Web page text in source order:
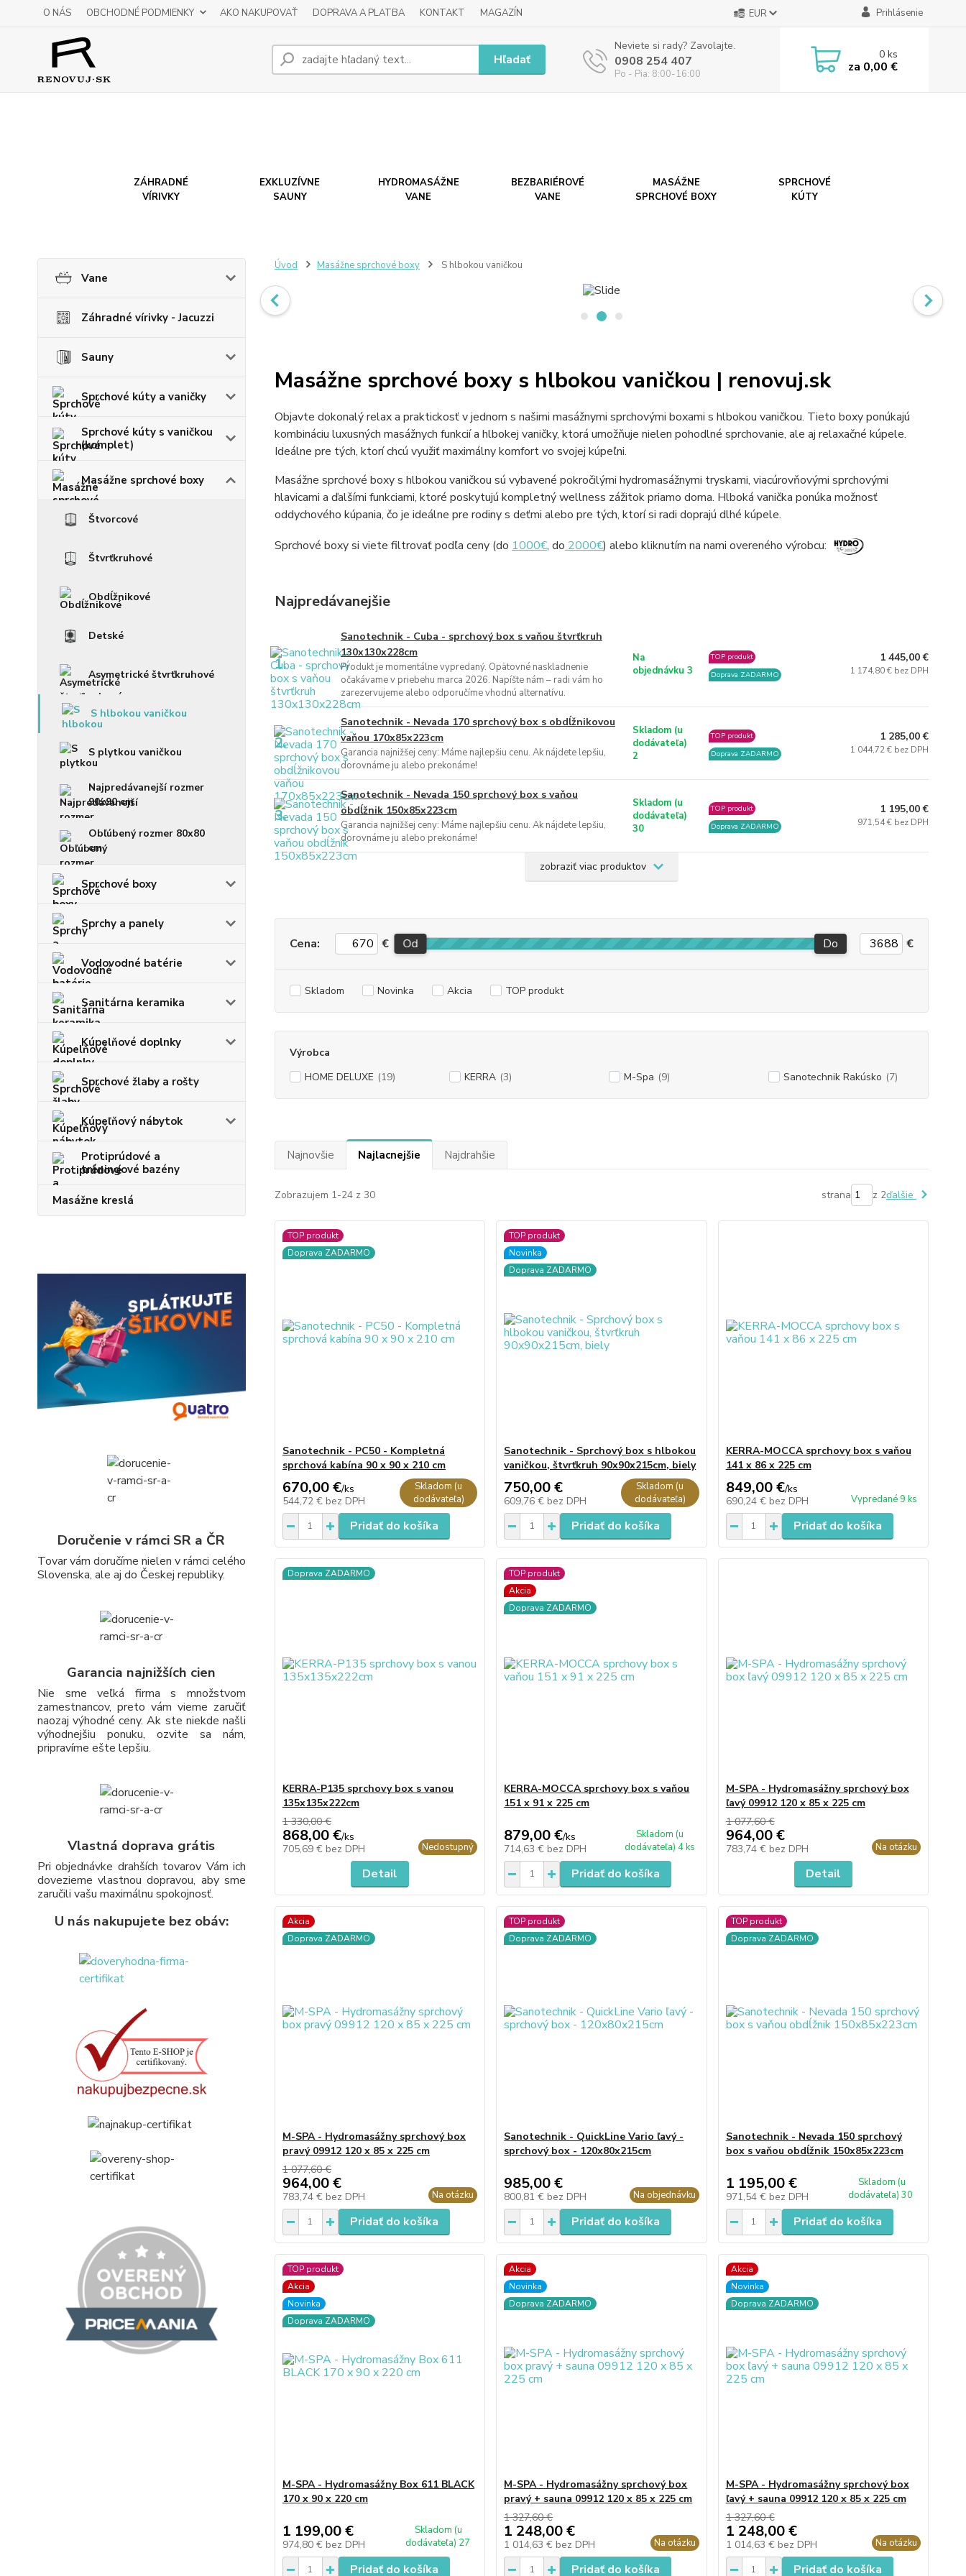
O NÁS OBCHODNÉ PODMIENKY AKO NAKUPOVAŤ DOPRAVA A PLATBA KONTAKT MAGAZÍN EUR Prihlásenie
Hľadať
Neviete si rady? Zavolajte.
0908 254 407
Po - Pia: 8:00-16:00
0ks
za 0,00 €
ZÁHRADNÉ
VÍRIVKY
EXKLUZÍVNE
SAUNY
HYDROMASÁŽNE
VANE
BEZBARIÉROVÉ
VANE
MASÁŽNE
SPRCHOVÉ BOXY
SPRCHOVÉ
KÚTY
Vane
Záhradné vírivky - Jacuzzi
Sauny
Sprchové kúty a vaničky
Sprchové kúty s vaničkou
(komplet)
Masážne sprchové boxy
Štvorcové
Štvrťkruhové
Obdĺžnikové
Detské
Asymetrické štvrťkruhové
S hlbokou vaničkou
S plytkou vaničkou
Najpredávanejší rozmer
90x90 cm
Obľúbený rozmer 80x80
cm
Sprchové boxy
Sprchy a panely
Vodovodné batérie
Sanitárna keramika
Kúpelňové doplnky
Sprchové žlaby a rošty
Kúpeľňový nábytok
Protiprúdové a
tréningové bazény
Masážne kreslá
Doručenie v rámci SR a ČR
Tovar vám doručíme nielen v rámci celého
Slovenska, ale aj do Českej republiky.
Garancia najnižších cien
Nie sme veľká firma s množstvom
zamestnancov, preto vám vieme zaručiť
naozaj výhodné ceny. Ak ste niekde našli
výhodnejšiu ponuku, ozvite sa nám,
pripravíme ešte lepšiu.
Vlastná doprava grátis
Pri objednávke drahších tovarov Vám ich
dovezieme vlastnou dopravou, aby sme
zaručili vašu maximálnu spokojnosť.
U nás nakupujete bez obáv:
Úvod Masážne sprchové boxy S hlbokou vaničkou
Masážne sprchové boxy s hlbokou vaničkou | renovuj.sk
Objavte dokonalý relax a praktickosť v jednom s našimi masážnymi sprchovými boxami s hlbokou vaničkou. Tieto boxy ponúkajú
kombináciu luxusných masážnych funkcií a hlbokej vaničky, ktorá umožňuje nielen pohodlné sprchovanie, ale aj relaxačné kúpele.
Ideálne pre tých, ktorí chcú využiť maximálny komfort vo svojej kúpeľni.
Masážne sprchové boxy s hlbokou vaničkou sú vybavené pokročilými hydromasážnymi tryskami, viacúrovňovými sprchovými
hlavicami a ďalšími funkciami, ktoré poskytujú kompletný wellness zážitok priamo doma. Hlboká vanička ponúka možnosť
oddychového kúpania, čo je ideálne pre rodiny s deťmi alebo pre tých, ktorí si radi doprajú dlhé kúpele.
Sprchové boxy si viete filtrovať podľa ceny (do 1000€, do 2000€) alebo kliknutím na nami overeného výrobcu:
Najpredávanejšie
1.
Sanotechnik - Cuba - sprchový box s vaňou štvrťkruh
130x130x228cm
Produkt je momentálne vypredaný. Opätovné naskladnenie
očakávame v priebehu marca 2026. Napíšte nám – radi vám ho
zarezervujeme alebo odporučíme vhodnú alternatívu.
Na
objednávku 3
TOP produkt
Doprava ZADARMO
1 445,00 €
1 174,80 € bez DPH
2.
Sanotechnik - Nevada 170 sprchový box s obdĺžnikovou
vaňou 170x85x223cm
Garancia najnižšej ceny: Máme najlepšiu cenu. Ak nájdete lepšiu,
dorovnáme ju alebo prekonáme!
Skladom (u
dodávateľa)
2
TOP produkt
Doprava ZADARMO
1 285,00 €
1 044,72 € bez DPH
3.
Sanotechnik - Nevada 150 sprchový box s vaňou
obdĺžnik 150x85x223cm
Garancia najnižšej ceny: Máme najlepšiu cenu. Ak nájdete lepšiu,
dorovnáme ju alebo prekonáme!
Skladom (u
dodávateľa)
30
TOP produkt
Doprava ZADARMO
1 195,00 €
971,54 € bez DPH
zobraziť viac produktov
Cena: € Od Do €
Skladom Novinka Akcia TOP produkt
Výrobca
HOME DELUXE (19) KERRA (3) M-Spa (9) Sanotechnik Rakúsko (7)
Najnovšie Najlacnejšie Najdrahšie
Zobrazujem 1-24 z 30 strana z 2ďalšie
TOP produkt
Doprava ZADARMO
Sanotechnik - PC50 - Kompletná
sprchová kabína 90 x 90 x 210 cm
670,00 €/ks
544,72 € bez DPH
Skladom (u
dodávateľa)
Pridať do košíka
TOP produkt
Novinka
Doprava ZADARMO
Sanotechnik - Sprchový box s hlbokou
vaničkou, štvrťkruh 90x90x215cm, biely
750,00 €
609,76 € bez DPH
Skladom (u
dodávateľa)
Pridať do košíka
KERRA-MOCCA sprchovy box s vaňou
141 x 86 x 225 cm
849,00 €/ks
690,24 € bez DPH Vypredané 9 ks
Pridať do košíka
Doprava ZADARMO
KERRA-P135 sprchovy box s vanou
135x135x222cm
1 330,00 €
868,00 €/ks
705,69 € bez DPH Nedostupný
Detail
TOP produkt
Akcia
Doprava ZADARMO
KERRA-MOCCA sprchovy box s vaňou
151 x 91 x 225 cm
879,00 €/ks
714,63 € bez DPH
Skladom (u
dodávateľa) 4 ks
Pridať do košíka
M-SPA - Hydromasážny sprchový box
ľavý 09912 120 x 85 x 225 cm
1 077,60 €
964,00 €
783,74 € bez DPH Na otázku
Detail
Akcia
Doprava ZADARMO
M-SPA - Hydromasážny sprchový box
pravý 09912 120 x 85 x 225 cm
1 077,60 €
964,00 €
783,74 € bez DPH Na otázku
Pridať do košíka
TOP produkt
Doprava ZADARMO
Sanotechnik - QuickLine Vario ľavý -
sprchový box - 120x80x215cm
985,00 €
800,81 € bez DPH Na objednávku
Pridať do košíka
TOP produkt
Doprava ZADARMO
Sanotechnik - Nevada 150 sprchový
box s vaňou obdĺžnik 150x85x223cm
1 195,00 €
971,54 € bez DPH
Skladom (u
dodávateľa) 30
Pridať do košíka
TOP produkt
Akcia
Novinka
Doprava ZADARMO
M-SPA - Hydromasážny Box 611 BLACK
170 x 90 x 220 cm
1 199,00 €
974,80 € bez DPH
Skladom (u
dodávateľa) 27
Pridať do košíka
Akcia
Novinka
Doprava ZADARMO
M-SPA - Hydromasážny sprchový box
pravý + sauna 09912 120 x 85 x 225 cm
1 327,60 €
1 248,00 €
1 014,63 € bez DPH Na otázku
Pridať do košíka
Akcia
Novinka
Doprava ZADARMO
M-SPA - Hydromasážny sprchový box
ľavý + sauna 09912 120 x 85 x 225 cm
1 327,60 €
1 248,00 €
1 014,63 € bez DPH Na otázku
Pridať do košíka